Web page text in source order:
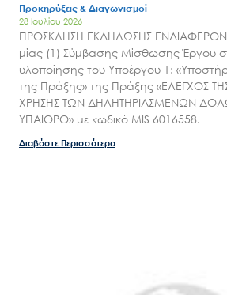
Προκηρύξεις & Διαγωνισμοί
28 Ιουλίου 2026
ΠΡΟΣΚΛΗΣΗ ΕΚΔΗΛΩΣΗΣ
μίας (1) Σύμβασης Μίσθωσης Έργου
υλοποίησης του Υποέργου 1:
της Πράξης» της Πράξης «ΕΛΕΓΧΟΣ
ΧΡΗΣΗΣ ΤΩΝ ΔΗΛΗΤΗΡΙΑΣΜΕΝΩΝ
ΥΠΑΙΘΡΟ» με κωδικό MIS 6016558.
Διαβάστε Περισσότερα